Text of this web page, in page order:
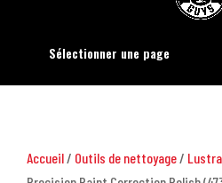
Sélectionner une page
Accueil/ Outils de nettoyage/